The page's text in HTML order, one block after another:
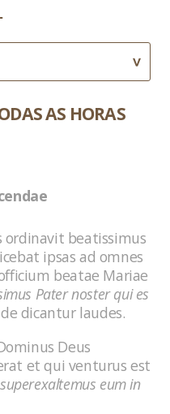
AS HORAS
ordinavit beatissimus
ipsas ad omnes
beatae Mariae
Pater noster qui es
dicantur laudes.
Deus
et qui venturus est
eum in